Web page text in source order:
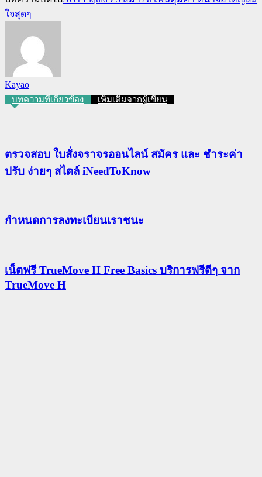
ใจสุดๆ
Kayao
บทความที่เกี่ยวข้อง เพิ่มเติมจากผู้เขียน
ตรวจสอบ ใบสั่งจราจรออนไลน์ สมัคร และ ชำระค่า
ปรับ ง่ายๆ สไตล์ iNeedToKnow
กําหนดการลงทะเบียนเราชนะ
เน็ตฟรี TrueMove H Free Basics บริการฟรีดีๆ จาก
TrueMove H